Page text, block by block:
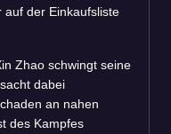
auf der Einkaufsliste
Zhao schwingt seine
dabei
an nahen
des Kampfes